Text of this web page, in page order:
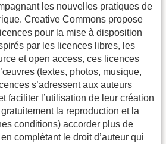
les nouvelles pratiques de
Creative Commons propose
pour la mise à disposition
par les licences libres, les
et open access, ces licences
(textes, photos, musique,
s’adressent aux auteurs
faciliter l’utilisation de leur création
la reproduction et la
conditions) accorder plus de
complétant le droit d’auteur qui